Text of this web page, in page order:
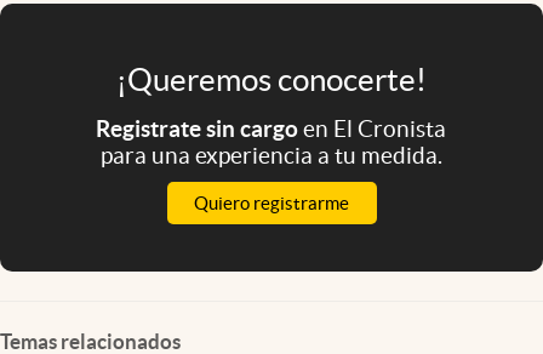
¡Queremos conocerte!
Registrate sin cargoen El Cronista
para una experiencia a tu medida.
Quiero registrarme
Temas relacionados